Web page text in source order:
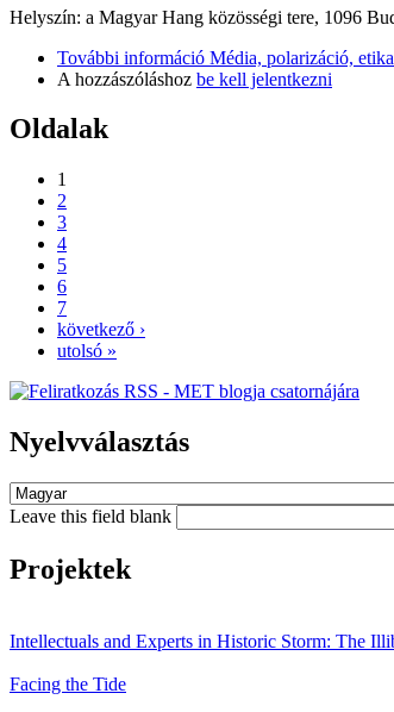
Helyszín: a Magyar Hang közösségi tere, 1096
További információ Média, polarizáció,
A hozzászóláshoz be kell jelentkezni
Oldalak
1
2
3
4
5
6
7
következő ›
utolsó »
Nyelvválasztás
Leave this field blank
Projektek
Intellectuals and Experts in Historic Storm: The
Facing the Tide